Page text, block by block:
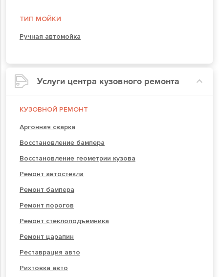
ТИП МОЙКИ
Ручная автомойка
Услуги центра кузовного ремонта
КУЗОВНОЙ РЕМОНТ
Аргонная сварка
Восстановление бампера
Восстановление геометрии кузова
Ремонт автостекла
Ремонт бампера
Ремонт порогов
Ремонт стеклоподъемника
Ремонт царапин
Реставрация авто
Рихтовка авто